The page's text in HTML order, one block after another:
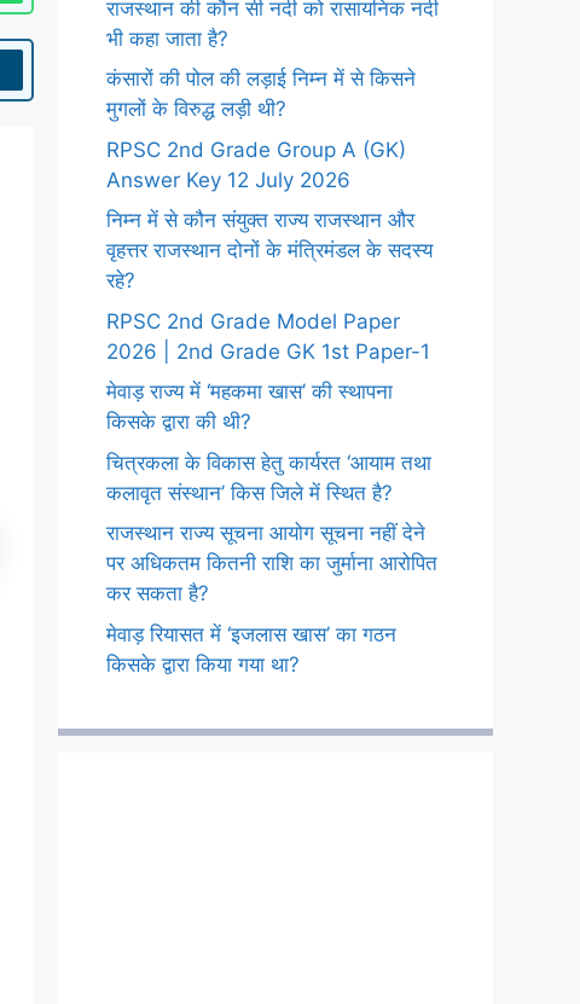
राजस्थान की कौन सी नदी को रासायनिक नदी
भी कहा जाता है?
कंसारों की पोल की लड़ाई निम्न में से किसने
मुगलों के विरुद्ध लड़ी थी?
RPSC 2nd Grade Group A (GK)
Answer Key 12 July 2026
निम्न में से कौन संयुक्त राज्य राजस्थान और
वृहत्तर राजस्थान दोनों के मंत्रिमंडल के सदस्य
रहे?
RPSC 2nd Grade Model Paper
2026 | 2nd Grade GK 1st Paper-1
मेवाड़ राज्य में ‘महकमा खास’ की स्थापना
किसके द्वारा की थी?
चित्रकला के विकास हेतु कार्यरत ‘आयाम तथा
कलावृत संस्थान’ किस जिले में स्थित है?
राजस्थान राज्य सूचना आयोग सूचना नहीं देने
पर अधिकतम कितनी राशि का जुर्माना आरोपित
कर सकता है?
मेवाड़ रियासत में ‘इजलास खास’ का गठन
किसके द्वारा किया गया था?